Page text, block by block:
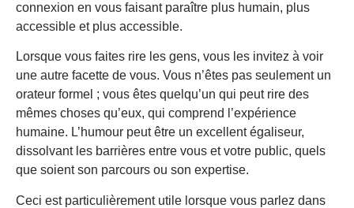
connexion en vous faisant paraître plus humain, plus
accessible et plus accessible.
Lorsque vous faites rire les gens, vous les invitez à voir
une autre facette de vous. Vous n’êtes pas seulement un
orateur formel ; vous êtes quelqu’un qui peut rire des
mêmes choses qu’eux, qui comprend l’expérience
humaine. L’humour peut être un excellent égaliseur,
dissolvant les barrières entre vous et votre public, quels
que soient son parcours ou son expertise.
Ceci est particulièrement utile lorsque vous parlez dans